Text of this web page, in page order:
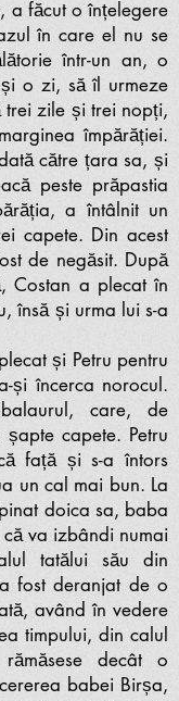
a făcut o înțelegere
în care el nu se
într-un an, o
și o zi, să îl urmeze
trei zile și trei nopți,
împărăției.
către țara sa, și
peste prăpastia
a întâlnit un
capete. Din acest
de negăsit. După
Costan a plecat în
însă și urma lui s-a
și Petru pentru
și încerca norocul.
care, de
capete. Petru
față și s-a întors
un cal mai bun. La
doica sa, baba
va izbândi numai
tatălui său din
fost deranjat de o
având în vedere
timpului, din calul
decât o
babei Birșa,